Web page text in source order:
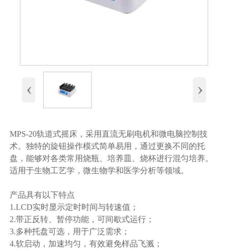
‹ ›
MPS-20轨道式摇床，采用直流无刷电机和微电脑控制技
术。独特的旋钮操作模式简单易用，通过更换不同的托
盘，能够对各类常用烧瓶、培养皿、烧杯进行混匀培养。
适用于生物工艺学，微生物学和医学分析等领域。
产品具有以下特点
1.LCD实时显示定时时间与转速值；
2.带正反转、暂停功能，可间歇式运行；
3.多种托盘可选，用于广泛需求；
4.软启动，加速均匀，有效避免样品飞溅；